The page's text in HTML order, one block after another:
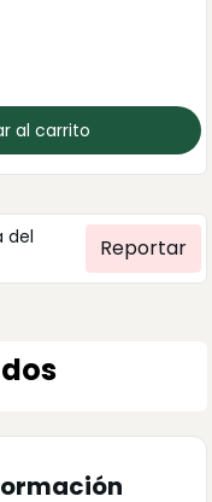
al carrito
del
Reportar